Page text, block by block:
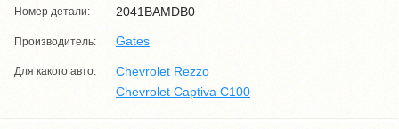
Номер детали: 2041BAMDB0
Производитель: Gates
Для какого авто:
Chevrolet Rezzo
Chevrolet Captiva C100